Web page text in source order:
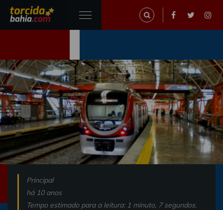
Principal
há 10 anos
Tempo estimado para a leitura: 1 minuto, 7 segundos.